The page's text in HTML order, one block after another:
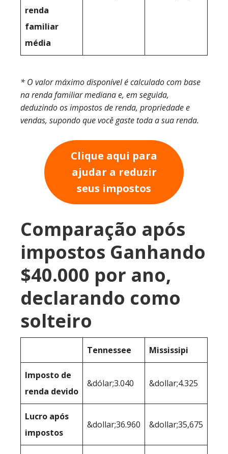
renda
familiar
média
* O valor máximo disponível é calculado com base
na renda familiar mediana e, em seguida,
deduzindo os impostos de renda, propriedade e
vendas, supondo que você gaste toda a sua renda.
Clique aqui para
ajudar a reduzir
seus impostos
Comparação após
impostos Ganhando
$40.000 por ano,
declarando como
solteiro
Tennessee Mississipi
Imposto de
renda devido
&dólar;3.040 &dollar;4.325
Lucro após
impostos
&dollar;36.960 &dollar;35,675